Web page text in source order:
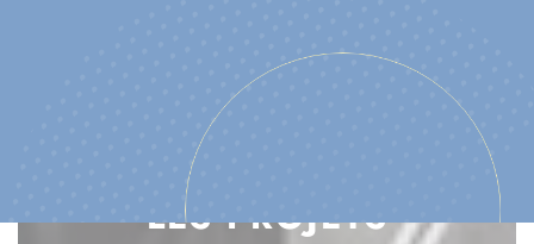
ACCUEIL
LES PROJETS